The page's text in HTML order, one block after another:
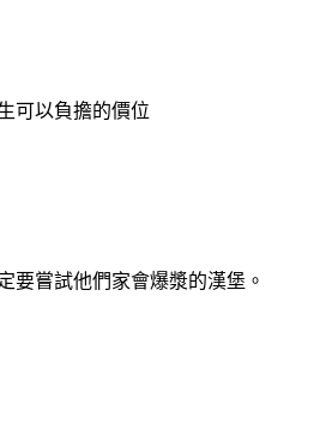
可以負擔的價位
要嘗試他們家會爆漿的漢堡。